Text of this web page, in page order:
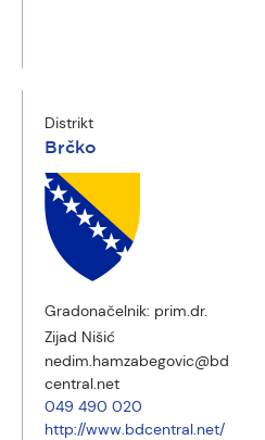
Distrikt
Brčko
Gradonačelnik: prim.dr.
Zijad Nišić
nedim.hamzabegovic@bd
central.net
049 490 020
http://www.bdcentral.net/